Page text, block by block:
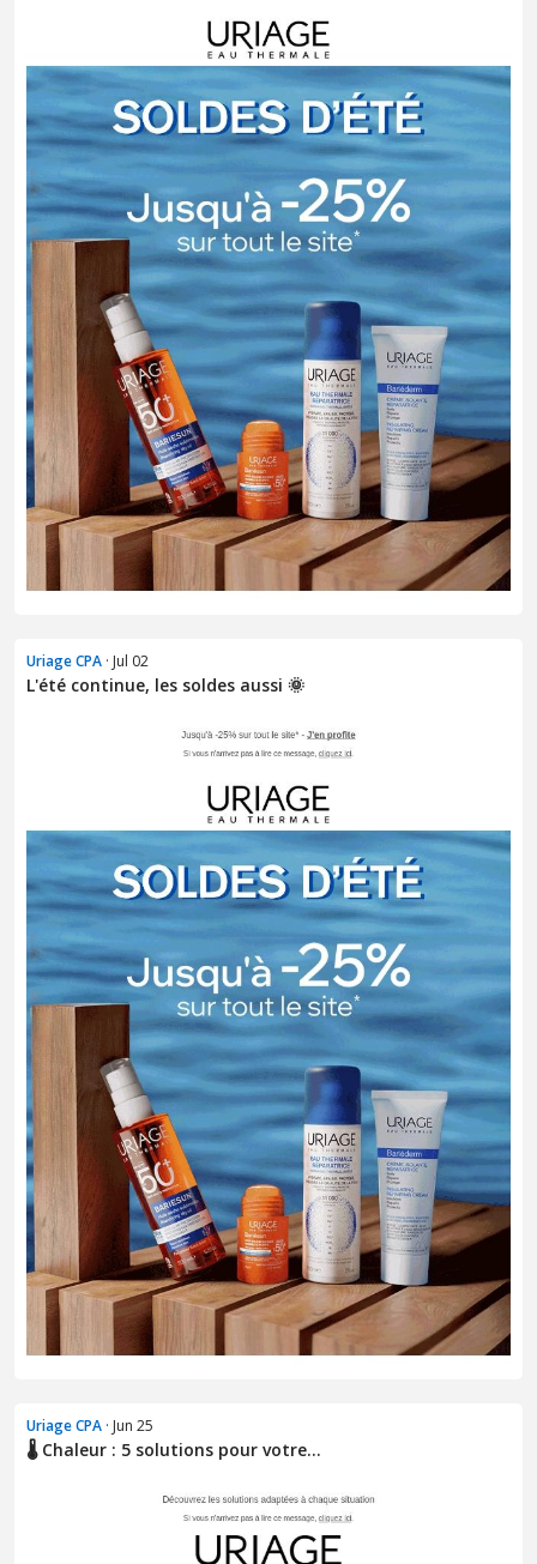
Uriage CPA · Jul 02
L'été continue, les soldes aussi 🌞
Uriage CPA · Jun 25
🌡️ Chaleur : 5 solutions pour votre...